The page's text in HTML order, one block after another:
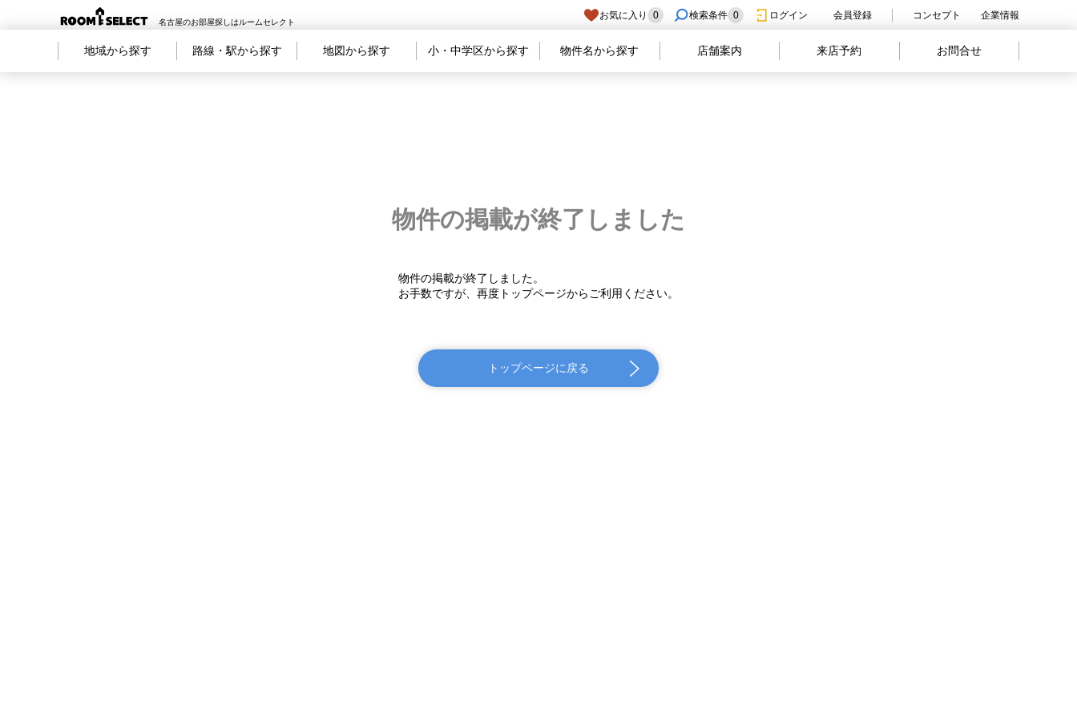
名古屋のお部屋探しはルームセレクト
お気に入り 0 検索条件 0 ログイン 会員登録 コンセプト 企業情報
地域から探す 路線・駅から探す 地図から探す 小・中学区から探す 物件名から探す 店舗案内 来店予約 お問合せ
物件の掲載が終了しました
物件の掲載が終了しました。
お手数ですが、再度トップページからご利用ください。
トップページに戻る